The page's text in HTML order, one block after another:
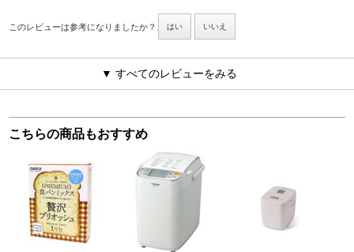
このレビューは参考になりましたか？ はい いいえ
▼ すべてのレビューをみる
こちらの商品もおすすめ